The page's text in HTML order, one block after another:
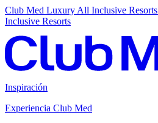
Club Med Luxury All Inclusive Resorts
Inclusive Resorts
Inspiración
Experiencia Club Med